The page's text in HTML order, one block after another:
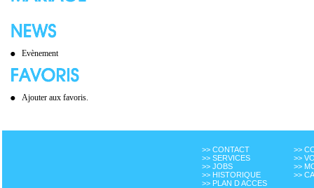
Evènement
Ajouter aux favoris.
>> CONTACT
>> SERVICES
>> JOBS
>> HISTORIQUE
>> PLAN D ACCES
>>
>>
>>
>>